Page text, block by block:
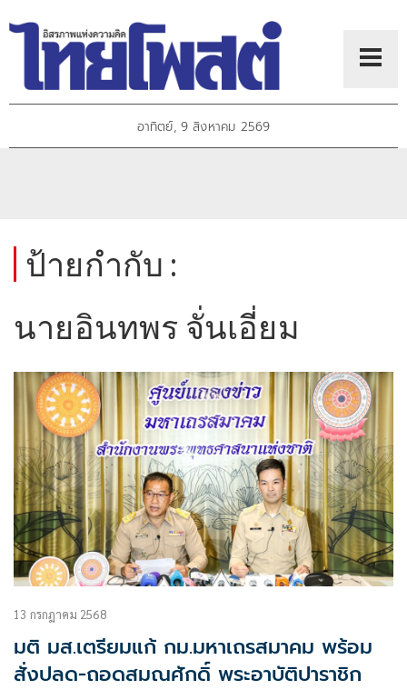
อาทิตย์, 9 สิงหาคม 2569
ป้ายกำกับ :
นายอินทพร จั่นเอี่ยม
13 กรกฎาคม 2568
มติ มส.เตรียมแก้ กม.มหาเถรสมาคม พร้อม
สั่งปลด-ถอดสมณศักดิ์ พระอาบัติปาราชิก